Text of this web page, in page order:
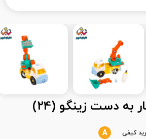
به دست زینگو (24)
کیفی A